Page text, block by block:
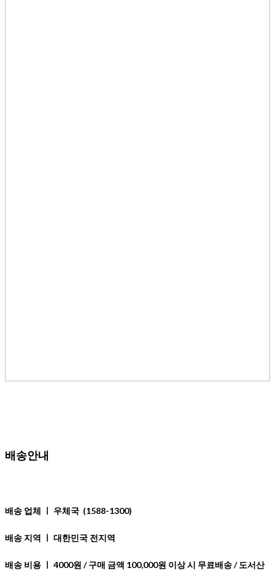
배송안내
배송 업체 ㅣ 우체국 (1588-1300)
배송 지역 ㅣ 대한민국 전지역
배송 비용 ㅣ 4000원 / 구매 금액 100,000원 이상 시 무료배송 / 도서산